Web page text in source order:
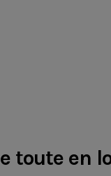
toute en